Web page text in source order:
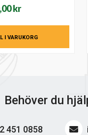
kr
I VARUKORG
Behöver du
451 0858